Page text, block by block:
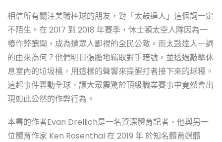
相信所有關注美職棒球的朋友，對「太鼓達人」這個詞一定
不陌生。在 2017 到 2018 年賽季，休士頓太空人隊因為一
樁作弊醜聞，成為遭眾人鄙視的全民公敵。而太鼓達人一詞
的由來為何？他們明目張膽地竊取對手暗號，並透過敲擊休
息室內的垃圾桶，用這樣的聲響來提醒打者接下來的球種。
這起事件轟動全球，讓大眾震驚於頂級職業賽事中竟然會出
現如此公然的作弊行為。
本書的作者Evan Drellich是一名資深體育記者，他與另一
位體育作家 Ken Rosenthal 在 2019 年 於知名體育媒體